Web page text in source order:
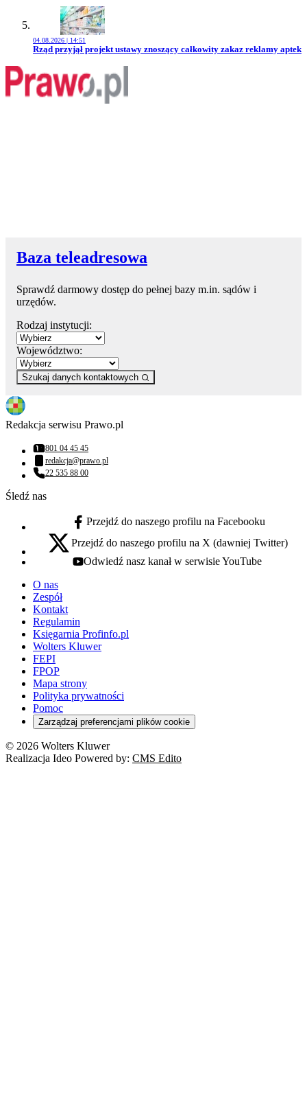
04.08.2026 | 14:51
Przejdź do artykułu:
Rząd przyjął projekt ustawy znoszący całkowity zakaz reklamy aptek
Baza teleadresowa
Sprawdź darmowy dostęp do pełnej bazy m.in. sądów i
urzędów.
Rodzaj instytucji:
Województwo:
Szukaj danych kontaktowych
Redakcja serwisu Prawo.pl
Numer telefonu:
801 04 45 45
Adres email:
redakcja@prawo.pl
Numer telefonu:
22 535 88 00
Śledź nas
facebook - otwiera się w nowej karcie
Przejdź do naszego profilu na Facebooku
x - otwiera się w nowej karcie
Przejdź do naszego profilu na X (dawniej Twitter)
youtube - otwiera się w nowej karcie
Odwiedź nasz kanał w serwisie YouTube
O nas
Zespół
Kontakt
Regulamin
Księgarnia Profinfo.pl
Wolters Kluwer
FEPI
FPOP
Mapa strony
Polityka prywatności
Pomoc
Zarządzaj preferencjami plików cookie
© 2026 Wolters Kluwer
Realizacja Ideo Powered by: CMS Edito